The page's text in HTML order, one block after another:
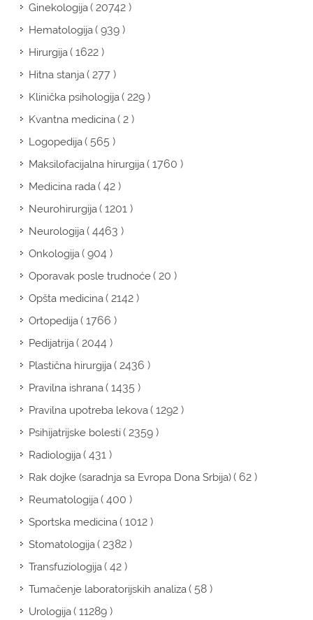
Ginekologija( 20742 )
Hematologija( 939 )
Hirurgija( 1622 )
Hitna stanja( 277 )
Klinička psihologija( 229 )
Kvantna medicina( 2 )
Logopedija( 565 )
Maksilofacijalna hirurgija( 1760 )
Medicina rada( 42 )
Neurohirurgija( 1201 )
Neurologija( 4463 )
Onkologija( 904 )
Oporavak posle trudnoće( 20 )
Opšta medicina( 2142 )
Ortopedija( 1766 )
Pedijatrija( 2044 )
Plastična hirurgija( 2436 )
Pravilna ishrana( 1435 )
Pravilna upotreba lekova( 1292 )
Psihijatrijske bolesti( 2359 )
Radiologija( 431 )
Rak dojke (saradnja sa Evropa Dona Srbija)( 62 )
Reumatologija( 400 )
Sportska medicina( 1012 )
Stomatologija( 2382 )
Transfuziologija( 42 )
Tumačenje laboratorijskih analiza( 58 )
Urologija( 11289 )